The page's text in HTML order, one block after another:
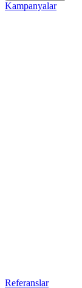
Kampanyalar
Referanslar